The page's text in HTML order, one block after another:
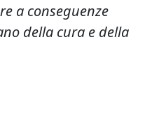
a conseguenze
della cura e della